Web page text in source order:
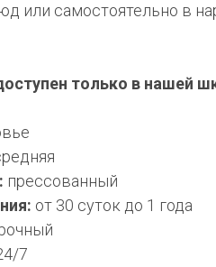
или самостоятельно в
только в нашей
прессованный
от 30 суток до 1 года
7